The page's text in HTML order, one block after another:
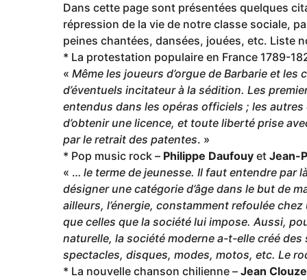
Dans cette page sont présentées quelques
répression de la vie de notre classe sociale,
peines chantées, dansées, jouées, etc. Liste
* La protestation populaire en France 1789-
« Même les joueurs d’orgue de Barbarie et
d’éventuels incitateur à la sédition. Les
entendus dans les opéras officiels ; les
d’obtenir une licence, et toute liberté prise
par le retrait des patentes. »
* Pop music rock – Philippe Daufouy et Jean-
« … le terme de jeunesse. Il faut entendre par
désigner une catégorie d’âge dans le but de
ailleurs, l’énergie, constamment refoulée
que celles que la société lui impose. Aussi,
naturelle, la société moderne a-t-elle créé
spectacles, disques, modes, motos, etc. Le
* La nouvelle chanson chilienne – Jean